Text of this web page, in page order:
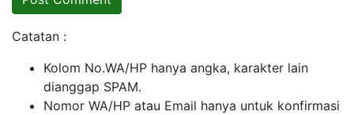
Catatan :
Kolom No.WA/HP hanya angka, karakter lain
dianggap SPAM.
Nomor WA/HP atau Email hanya untuk konfirmasi